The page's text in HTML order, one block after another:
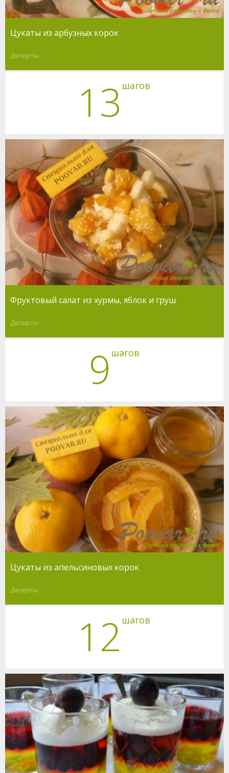
Цукаты из арбузных корок
Десерты
13 шагов
Фруктовый салат из хурмы, яблок и груш
Десерты
9 шагов
Цукаты из апельсиновых корок
Десерты
12 шагов